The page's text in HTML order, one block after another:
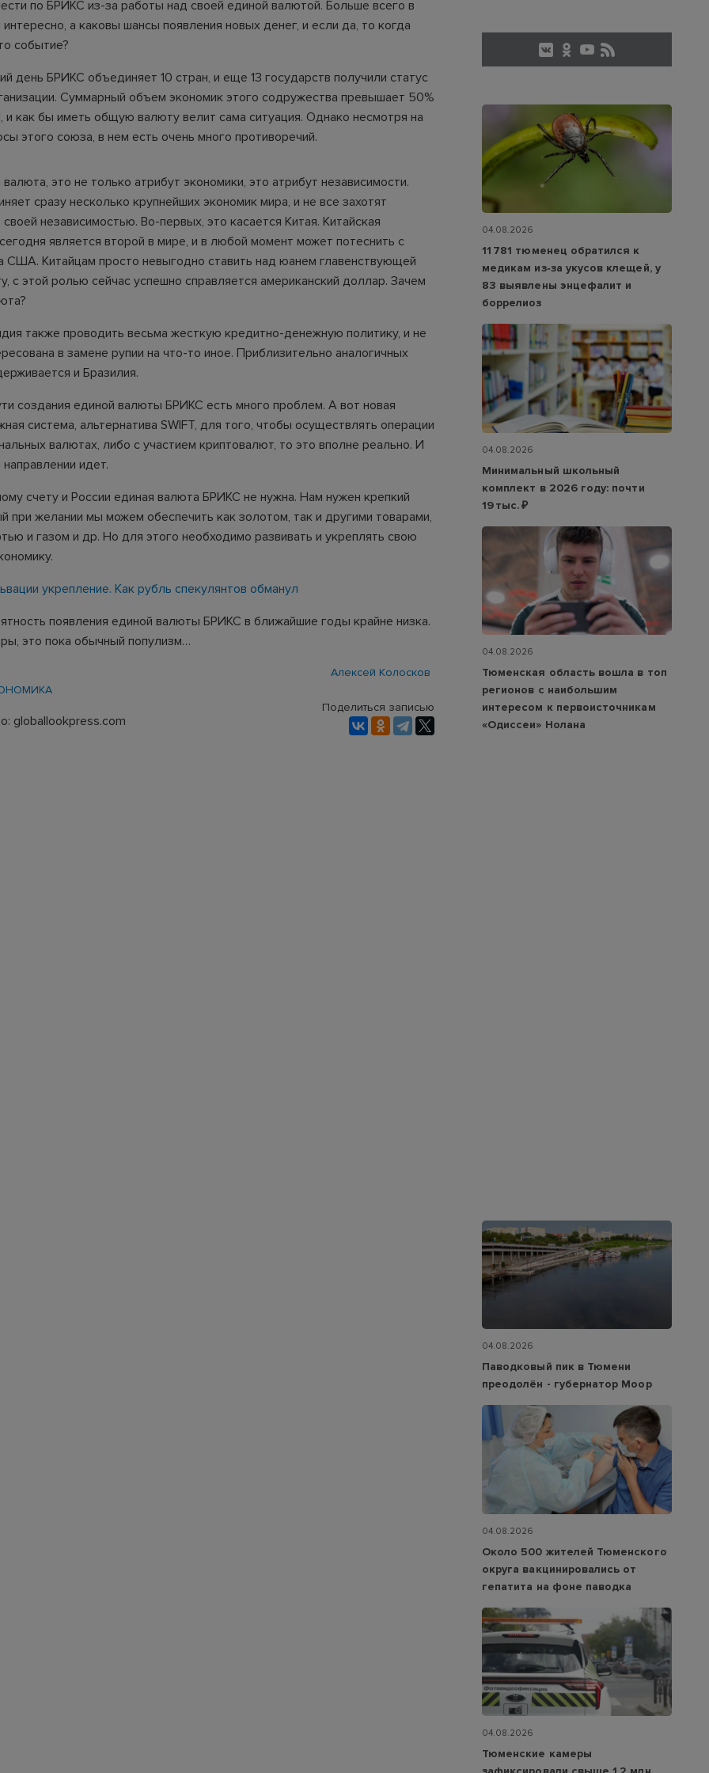
по БРИКС из-за работы над своей единой валютой. Больше всего в
интересно, а каковы шансы появления новых денег, и если да, то когда
событие?
день БРИКС объединяет 10 стран, и еще 13 государств получили статус
Суммарный объем экономик этого содружества превышает 50%
и как бы иметь общую валюту велит сама ситуация. Однако несмотря на
этого союза, в нем есть очень много противоречий.
это не только атрибут экономики, это атрибут независимости.
сразу несколько крупнейших экономик мира, и не все захотят
независимостью. Во-первых, это касается Китая. Китайская
является второй в мире, и в любой момент может потеснить с
США. Китайцам просто невыгодно ставить над юанем главенствующей
с этой ролью сейчас успешно справляется американский доллар. Зачем
также проводить весьма жесткую кредитно-денежную политику, и не
в замене рупии на что-то иное. Приблизительно аналогичных
и Бразилия.
создания единой валюты БРИКС есть много проблем. А вот новая
система, альтернатива SWIFT, для того, чтобы осуществлять операции
валютах, либо с участием криптовалют, то это вполне реально. И
идет.
счету и России единая валюта БРИКС не нужна. Нам нужен крепкий
при желании мы можем обеспечить как золотом, так и другими товарами,
и газом и др. Но для этого необходимо развивать и укреплять свою
укрепление. Как рубль спекулянтов обманул
появления единой валюты БРИКС в ближайшие годы крайне низка.
это пока обычный популизм…
Алексей Колосков
globallookpress.com
Поделиться записью
04.08.2026
11 781 тюменец обратился к
медикам из‑за укусов клещей, у
83 выявлены энцефалит и
боррелиоз
04.08.2026
Минимальный школьный
комплект в 2026 году: почти
19 тыс. ₽
04.08.2026
Тюменская область вошла в топ
регионов с наибольшим
интересом к первоисточникам
«Одиссеи» Нолана
04.08.2026
Паводковый пик в Тюмени
преодолён - губернатор Моор
04.08.2026
Около 500 жителей Тюменского
округа вакцинировались от
гепатита на фоне паводка
04.08.2026
Тюменские камеры